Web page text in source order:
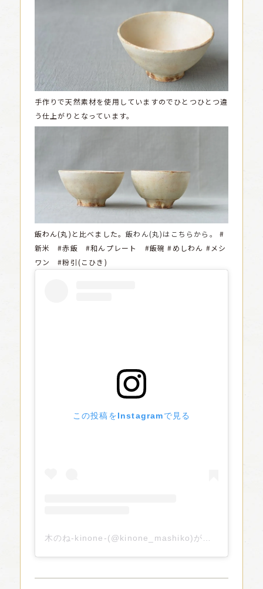
手作りで天然素材を使用していますのでひとつひとつ違
う仕上がりとなっています。
飯わん(丸)と比べました。飯わん(丸)はこちらから。
#
新米 #赤飯 #和んプレート #飯碗 #めしわん #メシ
ワン #粉引(こひき)
この投稿をInstagramで見る
木のね-kinone-(@kinone_mashiko)がシェアした投稿